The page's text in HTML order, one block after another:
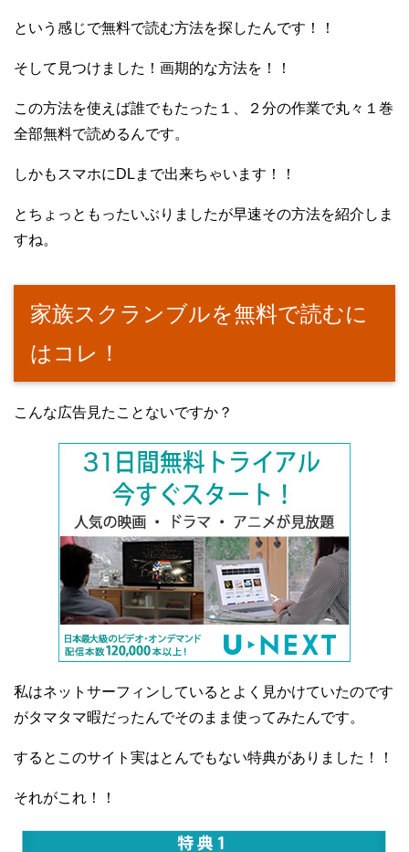
という感じで無料で読む方法を探したんです！！
そして見つけました！画期的な方法を！！
この方法を使えば誰でもたった１、２分の作業で丸々１巻
全部無料で読めるんです。
しかもスマホにDLまで出来ちゃいます！！
とちょっともったいぶりましたが早速その方法を紹介しま
すね。
家族スクランブルを無料で読むに
はコレ！
こんな広告見たことないですか？
私はネットサーフィンしているとよく見かけていたのです
がタマタマ暇だったんでそのまま使ってみたんです。
するとこのサイト実はとんでもない特典がありました！！
それがこれ！！